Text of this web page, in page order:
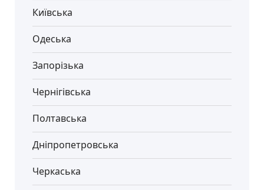
Київська
Одеська
Запорізька
Чернігівська
Полтавська
Дніпропетровська
Черкаська